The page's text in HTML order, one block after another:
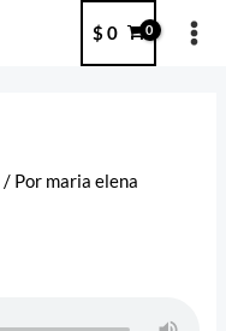
$ 0
/ Por maria elena